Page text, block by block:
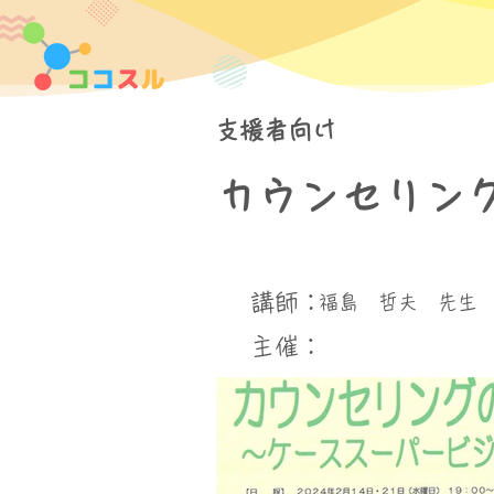
支援者向け
カウンセリン
講師：福島 哲夫 先生
​主催：